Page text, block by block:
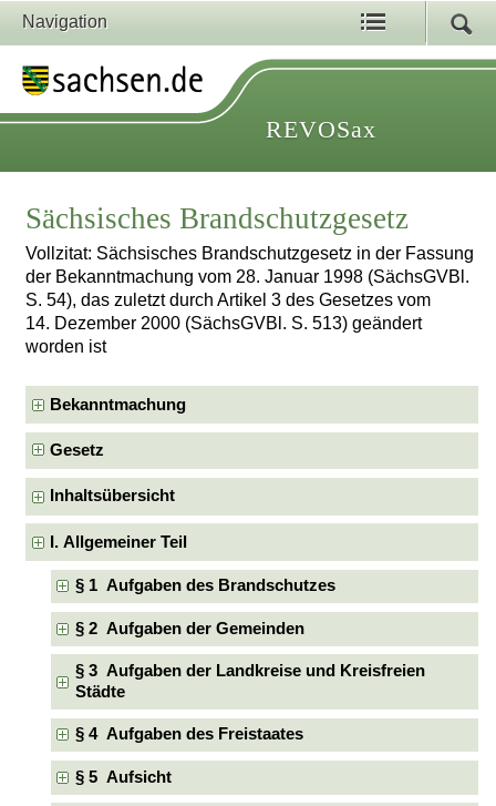
Navigation
REVOSax
Sächsisches Brandschutzgesetz
Vollzitat: Sächsisches Brandschutzgesetz in der Fassung
der Bekanntmachung vom 28. Januar 1998 (SächsGVBl.
S. 54), das zuletzt durch Artikel 3 des Gesetzes vom
14. Dezember 2000 (SächsGVBl. S. 513) geändert
worden ist
Bekanntmachung
Gesetz
Inhaltsübersicht
I. Allgemeiner Teil
§ 1 Aufgaben des Brandschutzes
§ 2 Aufgaben der Gemeinden
§ 3 Aufgaben der Landkreise und Kreisfreien
Städte
§ 4 Aufgaben des Freistaates
§ 5 Aufsicht